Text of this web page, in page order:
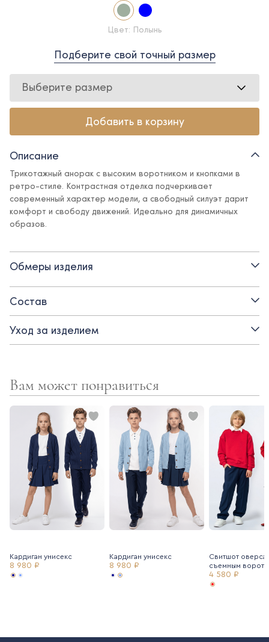
Цвет: Полынь
Подберите свой точный размер
Выберите размер
Добавить в корзину
Описание
Трикотажный анорак с высоким воротником и кнопками в
ретро-стиле. Контрастная отделка подчеркивает
современный характер модели, а свободный силуэт дарит
комфорт и свободу движений. Идеально для динамичных
образов.
Детали:
- воротник на кнопках
- контрастная отделка на груди
- свободный крой
Обмеры изделия
Состав
Уход за изделием
Вам может понравиться
Кардиган унисекс
8 980 ₽
Кардиган унисекс
8 980 ₽
Свитшот
съемным
4 580 ₽